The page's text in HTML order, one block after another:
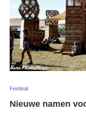
Festival
Nieuwe namen